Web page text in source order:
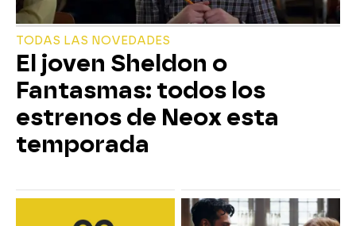
TODAS LAS NOVEDADES
El joven Sheldon o
Fantasmas: todos los
estrenos de Neox esta
temporada